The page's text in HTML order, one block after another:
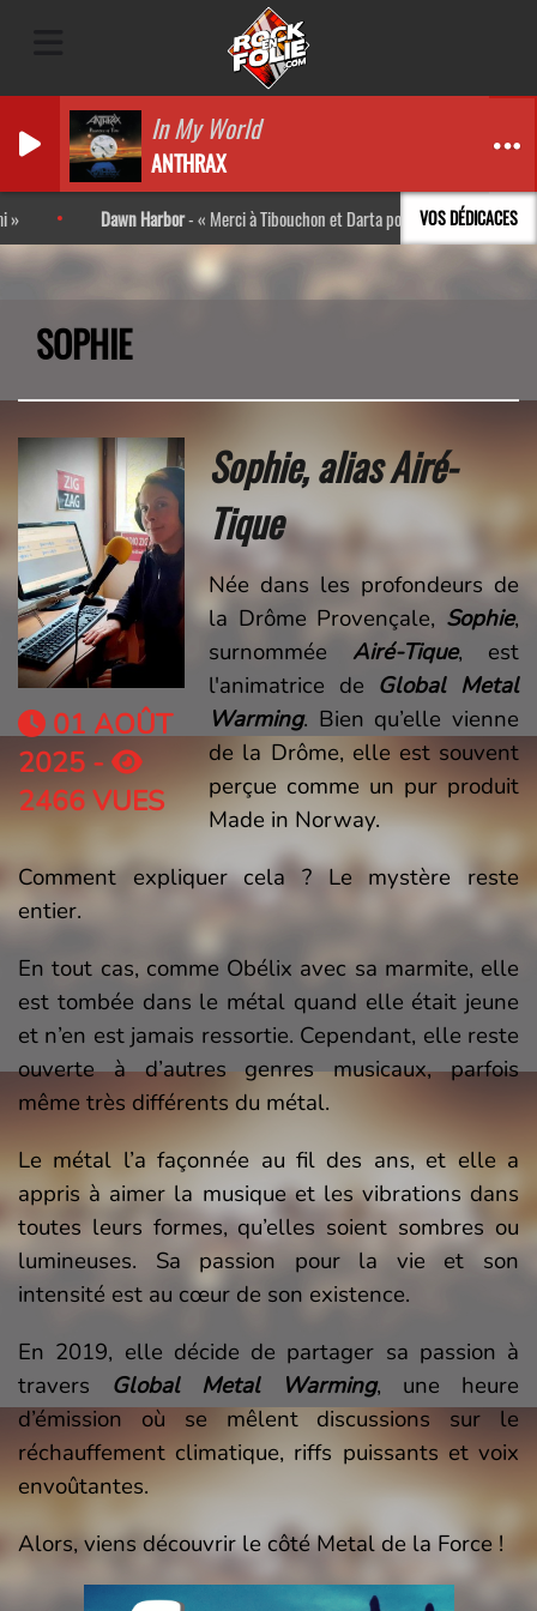
In My World
ANTHRAX
VOS DÉDICACES
Dawn Harbor- Merci à Tibouchon et Darta pour l’interview ! Très bon
SOPHIE
01 AOÛT
2025 -
2466 VUES
Sophie,alias Airé-
Tique
Née dans les profondeurs de
la Drôme Provençale, Sophie,
surnomméeAiré-Tique, est
l'animatrice de Global Metal
Warming. Bien qu’elle vienne
de la Drôme, elle est souvent
perçue comme un pur produit
Made in Norway.
Comment expliquer cela ? Le mystère reste
entier.
En tout cas, comme Obélix avec sa marmite, elle
est tombée dans le métal quand elle était jeune
et n’en est jamais ressortie. Cependant, elle reste
ouverte à d’autres genres musicaux, parfois
même très différents du métal.
Le métal l’a façonnée au fil des ans, et elle a
appris à aimer la musique et les vibrations dans
toutes leurs formes, qu’elles soient sombres ou
lumineuses. Sa passion pour la vie et son
intensité est au cœur de son existence.
En 2019, elle décide de partager sa passion à
travers Global Metal Warming, une heure
d’émission où se mêlent discussions sur le
réchauffement climatique, riffs puissants et voix
envoûtantes.
Alors, viens découvrir le côté Metal de la Force !